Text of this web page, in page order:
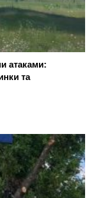
атаками:
та